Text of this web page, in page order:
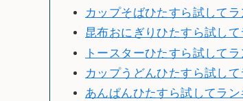
カップそばひたすら試して
昆布おにぎりひたすら試し
トースターひたすら試して
カップうどんひたすら試し
あんぱんひたすら試してラン